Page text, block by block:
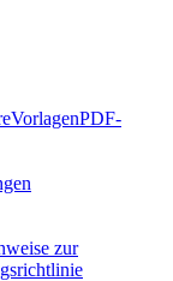
VorlagenPDF-
zur